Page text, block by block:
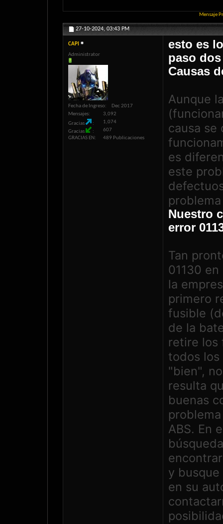
Mensaje
27-10-2024, 03:43 PM
CAPI
Administrator
Fecha de Ingreso
Dec 2017
Mensajes
3,092
Gracias
1,074
Gracias
607
GRACIAS EN
489 Publicaciones
esto es
paso
Causas
Aunque
causa se
es
este
Nuestro
error
Tan
01130
la
primero
fusible
de la
retire los
todos
"bien",
resulta
buenas
ABS. En
y busque
en su